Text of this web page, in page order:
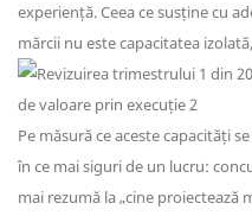
experiență. Ceea ce susține cu
mărcii nu este capacitatea
Pe măsură ce aceste capacități
în ce mai siguri de un lucru:
mai rezumă la „cine proiectează